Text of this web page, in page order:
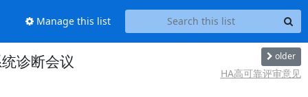
Manage this list
诊断会议 older
HA高可靠评审意见